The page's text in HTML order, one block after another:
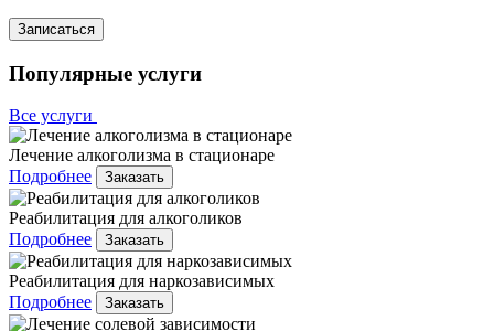
Записаться
Популярные услуги
Все услуги
Лечение алкоголизма в стационаре
Подробнее
Заказать
Реабилитация для алкоголиков
Подробнее
Заказать
Реабилитация для наркозависимых
Подробнее
Заказать